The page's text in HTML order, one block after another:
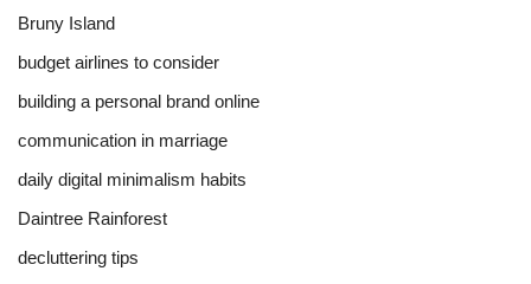
Bruny Island
budget airlines to consider
building a personal brand online
communication in marriage
daily digital minimalism habits
Daintree Rainforest
decluttering tips